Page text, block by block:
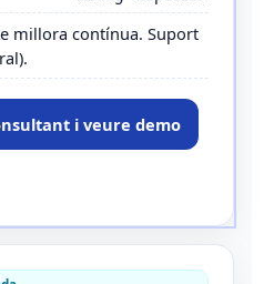
millora contínua. Suport
i veure demo